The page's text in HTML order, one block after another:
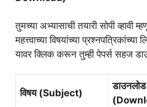
तुमच्या अभ्यासाची तयारी सोपी व्हावी
महत्त्वाच्या विषयांच्या
यावर क्लिक करून तुम्ही पेपर्स सहज
विषय (Subject)